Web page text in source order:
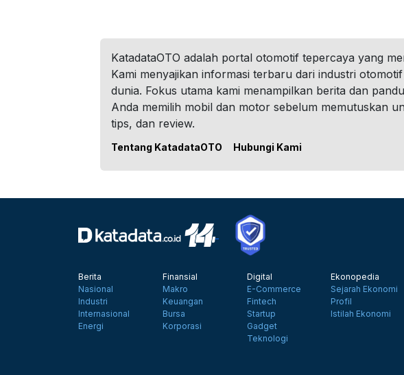
KatadataOTO adalah portal otomotif tepercaya yang
Kami menyajikan informasi terbaru dari industri
dunia. Fokus utama kami menampilkan berita dan
Anda memilih mobil dan motor sebelum memutuskan
tips, dan review.
Tentang KatadataOTO Hubungi Kami
Berita
Nasional
Industri
Internasional
Energi
Finansial
Makro
Keuangan
Bursa
Korporasi
Digital
E-Commerce
Fintech
Startup
Gadget
Teknologi
Ekonopedia
Sejarah Ekonomi
Profil
Istilah Ekonomi